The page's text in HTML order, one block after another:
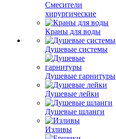
Смесители
хирургические
Краны для воды
Душевые системы
Душевые гарнитуры
Душевые лейки
Душевые шланги
Изливы